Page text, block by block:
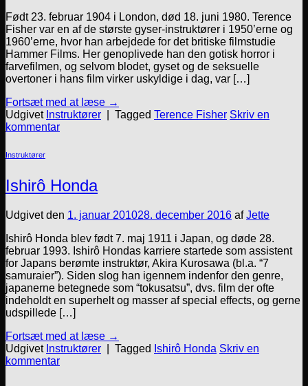
Født 23. februar 1904 i London, død 18. juni 1980. Terence
Fisher var en af de største gyser-instruktører i 1950’erne og
1960’erne, hvor han arbejdede for det britiske filmstudie
Hammer Films. Her genoplivede han den gotisk horror i
farvefilmen, og selvom blodet, gyset og de seksuelle
overtoner i hans film virker uskyldige i dag, var […]
Fortsæt med at læse →
Udgivet Instruktører Tagged Terence Fisher Skriv en
kommentar
Instruktører
Ishirô Honda
Udgivet den 1. januar 201028. december 2016 afJette
Ishirô Honda blev født 7. maj 1911 i Japan, og døde 28.
februar 1993. Ishirô Hondas karriere startede som assistent
for Japans berømte instruktør, Akira Kurosawa (bl.a. “7
samuraier”). Siden slog han igennem indenfor den genre,
japanerne betegnede som “tokusatsu”, dvs. film der ofte
indeholdt en superhelt og masser af special effects, og gerne
udspillede […]
Fortsæt med at læse →
Udgivet Instruktører Tagged Ishirô Honda Skriv en
kommentar